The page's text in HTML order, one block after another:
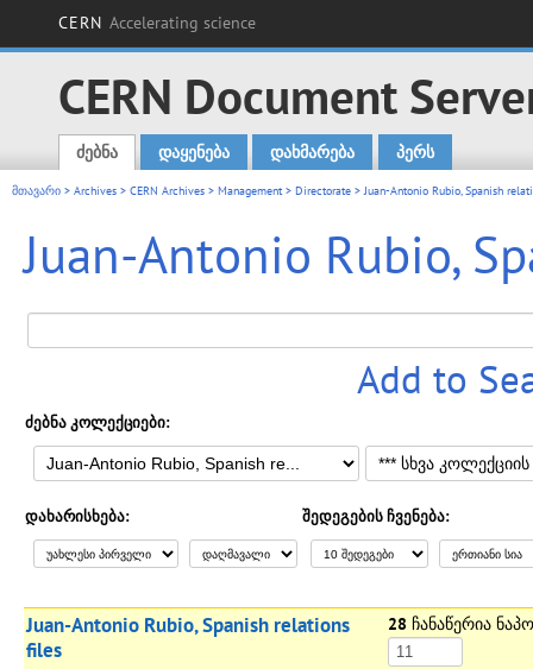
CERN Accelerating science
CERN Document
Main menu
ძებნა დაყენება დახმარება პერს
მთავარი > Archives > CERN Archives > Management> Directorate >Juan-Antonio Rubio, Spanish
Juan-Antonio Rubio,
Add to
ძებნა კოლექციები:
დახარისხება: შედეგების ჩვენება:
Juan-Antonio Rubio, Spanish relations
files
28 ჩანაწერია